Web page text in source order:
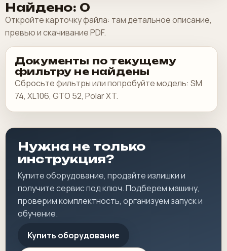
Найдено: 0
Откройте карточку файла: там детальное описание,
превью и скачивание PDF.
Документы по текущему
фильтру не найдены
Сбросьте фильтры или попробуйте модель: SM
74, XL106, GTO 52, Polar XT.
Нужна не только
инструкция?
Купите оборудование, продайте излишки и
получите сервис под ключ. Подберем машину,
проверим комплектность, организуем запуск и
обучение.
Купить оборудование